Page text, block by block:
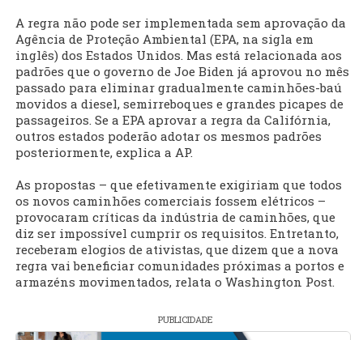
A regra não pode ser implementada sem aprovação da
Agência de Proteção Ambiental (EPA, na sigla em
inglês) dos Estados Unidos. Mas está relacionada aos
padrões que o governo de Joe Biden já aprovou no mês
passado para eliminar gradualmente caminhões-baú
movidos a diesel, semirreboques e grandes picapes de
passageiros. Se a EPA aprovar a regra da Califórnia,
outros estados poderão adotar os mesmos padrões
posteriormente, explica a AP.
As propostas – que efetivamente exigiriam que todos
os novos caminhões comerciais fossem elétricos –
provocaram críticas da indústria de caminhões, que
diz ser impossível cumprir os requisitos. Entretanto,
receberam elogios de ativistas, que dizem que a nova
regra vai beneficiar comunidades próximas a portos e
armazéns movimentados, relata o Washington Post.
PUBLICIDADE